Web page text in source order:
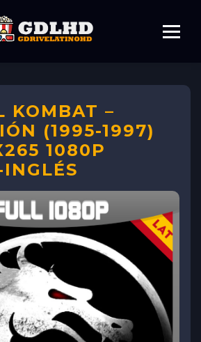
KOMBAT –
(1995-1997)
1080P